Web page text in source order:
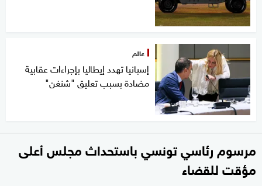
عالم
إسبانيا تهدد إيطاليا بإجراءات عقابية
مضادة بسبب تعليق "شنغن"
مرسوم رئاسي تونسي باستحداث مجلس أعلى
مؤقت للقضاء